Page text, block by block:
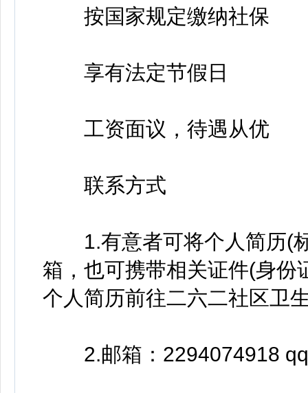
按国家规定缴纳社保
享有法定节假日
工资面议，待遇从优
联系方式
1.有意者可将个人简历(标
箱，也可携带相关证件(身份
个人简历前往二六二社区卫
2.邮箱：2294074918